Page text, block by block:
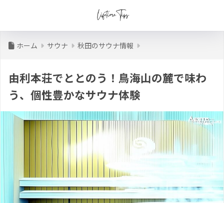
ホーム サウナ 秋田のサウナ情報
由利本荘でととのう！鳥海山の麓で味わ
う、個性豊かなサウナ体験